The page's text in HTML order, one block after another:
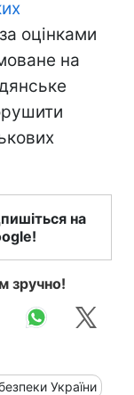
оцінками
на
на
зручно!
України